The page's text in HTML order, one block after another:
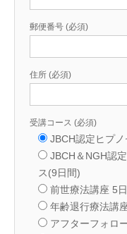
郵便番号 (必須)
住所 (必須)
受講コース (必須)
JBCH認定ヒプ
JBCH＆NGH認
ス(9日間)
前世療法講座 5
年齢退行療法講
アフターフォロ